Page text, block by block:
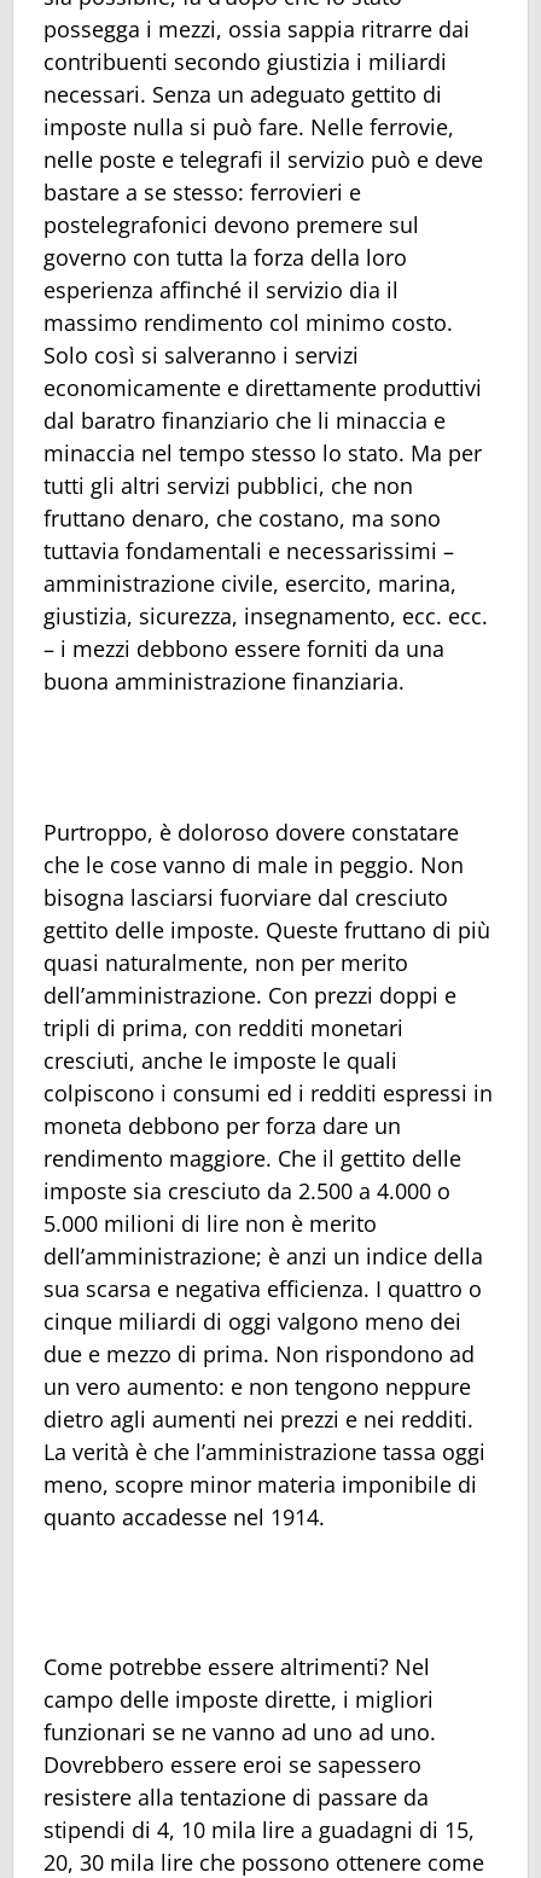
possegga i mezzi, ossia sappia ritrarre dai
contribuenti secondo giustizia i miliardi
necessari. Senza un adeguato gettito di
imposte nulla si può fare. Nelle ferrovie,
nelle poste e telegrafi il servizio può e deve
bastare a se stesso: ferrovieri e
postelegrafonici devono premere sul
governo con tutta la forza della loro
esperienza affinché il servizio dia il
massimo rendimento col minimo costo.
Solo così si salveranno i servizi
economicamente e direttamente produttivi
dal baratro finanziario che li minaccia e
minaccia nel tempo stesso lo stato. Ma per
tutti gli altri servizi pubblici, che non
fruttano denaro, che costano, ma sono
tuttavia fondamentali e necessarissimi –
amministrazione civile, esercito, marina,
giustizia, sicurezza, insegnamento, ecc. ecc.
– i mezzi debbono essere forniti da una
buona amministrazione finanziaria.
Purtroppo, è doloroso dovere constatare
che le cose vanno di male in peggio. Non
bisogna lasciarsi fuorviare dal cresciuto
gettito delle imposte. Queste fruttano di più
quasi naturalmente, non per merito
dell’amministrazione. Con prezzi doppi e
tripli di prima, con redditi monetari
cresciuti, anche le imposte le quali
colpiscono i consumi ed i redditi espressi in
moneta debbono per forza dare un
rendimento maggiore. Che il gettito delle
imposte sia cresciuto da 2.500 a 4.000 o
5.000 milioni di lire non è merito
dell’amministrazione; è anzi un indice della
sua scarsa e negativa efficienza. I quattro o
cinque miliardi di oggi valgono meno dei
due e mezzo di prima. Non rispondono ad
un vero aumento: e non tengono neppure
dietro agli aumenti nei prezzi e nei redditi.
La verità è che l’amministrazione tassa oggi
meno, scopre minor materia imponibile di
quanto accadesse nel 1914.
Come potrebbe essere altrimenti? Nel
campo delle imposte dirette, i migliori
funzionari se ne vanno ad uno ad uno.
Dovrebbero essere eroi se sapessero
resistere alla tentazione di passare da
stipendi di 4, 10 mila lire a guadagni di 15,
20, 30 mila lire che possono ottenere come